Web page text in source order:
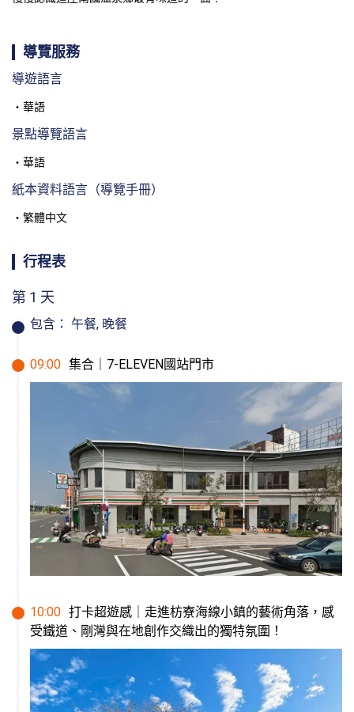
導覽服務
導遊語言
華語
景點導覽語言
華語
紙本資料語言（導覽手冊）
繁體中文
行程表
第 1 天
包含： 午餐, 晚餐
09:00 集合｜7-ELEVEN國站門市
10:00 打卡超遊感｜走進枋寮海線小鎮的藝術角落，感
受鐵道、剛灣與在地創作交織出的獨特氛圍！